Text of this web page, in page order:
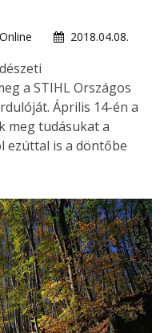
2018.04.08.
a STIHL Országos
Április 14-én a
meg tudásukat a
ezúttal is a döntőbe